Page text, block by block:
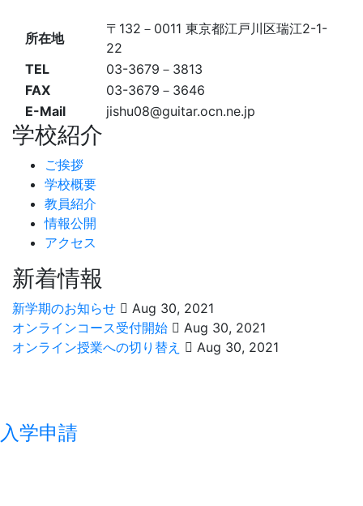
所在地
〒132－0011 東京都江戸川区瑞江2-1-
22
TEL
03-3679－3813
FAX
03-3679－3646
E-Mail
jishu08@guitar.ocn.ne.jp
学校紹介
ご挨拶
学校概要
教員紹介
情報公開
アクセス
新着情報
新学期のお知らせ
Aug 30, 2021
オンラインコース受付開始
Aug 30, 2021
オンライン授業への切り替え
Aug 30, 2021
入学申請